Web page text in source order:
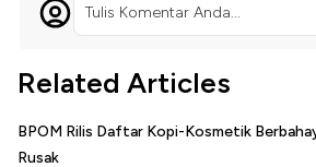
Tulis Komentar Anda...
Related Articles
BPOM Rilis Daftar Kopi-Kosmetik
Rusak